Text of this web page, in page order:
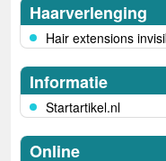
Haarverlenging
Hair extensions
Informatie
Startartikel.nl
Online